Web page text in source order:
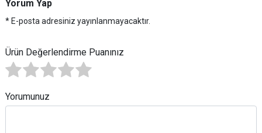
Yorum Yap
* E-posta adresiniz yayınlanmayacaktır.
Ürün Değerlendirme Puanınız
Yorumunuz